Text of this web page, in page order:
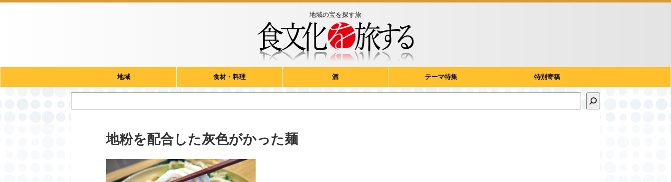
地域の宝を探す旅
地域 食材・料理 酒 テーマ特集 特別寄稿
地粉を配合した灰色がかった麺